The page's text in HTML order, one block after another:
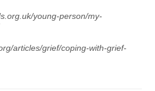
young-person/my-
articles/grief/coping-with-grief-